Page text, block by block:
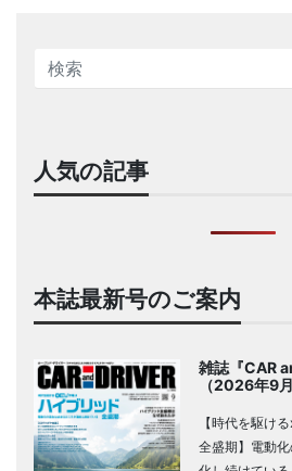
人気の記事
本誌最新号のご案内
雑誌『CAR
（2026年9月
【時代を駆け
全盛期】電動